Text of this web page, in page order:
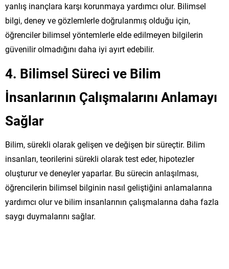
yanlış inançlara karşı korunmaya yardımcı olur. Bilimsel
bilgi, deney ve gözlemlerle doğrulanmış olduğu için,
öğrenciler bilimsel yöntemlerle elde edilmeyen bilgilerin
güvenilir olmadığını daha iyi ayırt edebilir.
4. Bilimsel Süreci ve Bilim
İnsanlarının Çalışmalarını Anlamayı
Sağlar
Bilim, sürekli olarak gelişen ve değişen bir süreçtir. Bilim
insanları, teorilerini sürekli olarak test eder, hipotezler
oluşturur ve deneyler yaparlar. Bu sürecin anlaşılması,
öğrencilerin bilimsel bilginin nasıl geliştiğini anlamalarına
yardımcı olur ve bilim insanlarının çalışmalarına daha fazla
saygı duymalarını sağlar.